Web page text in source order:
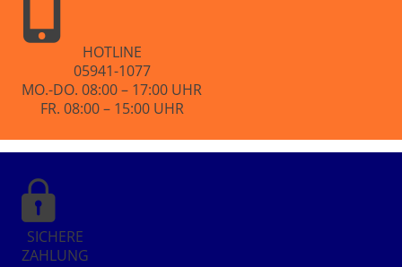
HOTLINE
05941-1077
MO.-DO. 08:00 – 17:00 UHR
FR. 08:00 – 15:00 UHR
SICHERE
ZAHLUNG